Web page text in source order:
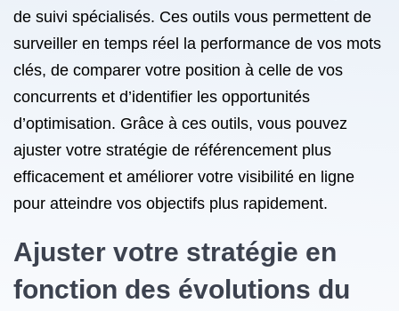
de suivi spécialisés. Ces outils vous permettent de
surveiller en temps réel la performance de vos mots
clés, de comparer votre position à celle de vos
concurrents et d’identifier les opportunités
d’optimisation. Grâce à ces outils, vous pouvez
ajuster votre stratégie de référencement plus
efficacement et améliorer votre visibilité en ligne
pour atteindre vos objectifs plus rapidement.
Ajuster votre stratégie en
fonction des évolutions du